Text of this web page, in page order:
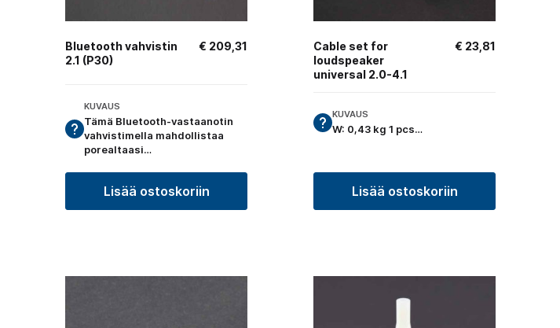
Bluetooth vahvistin
2.1 (P30)
€ 209,31
KUVAUS
Tämä Bluetooth-vastaanotin
vahvistimella mahdollistaa
porealtaasi…
Lisää ostoskoriin
Cable set for
loudspeaker
universal 2.0-4.1
€ 23,81
KUVAUS
W: 0,43 kg 1 pcs…
Lisää ostoskoriin